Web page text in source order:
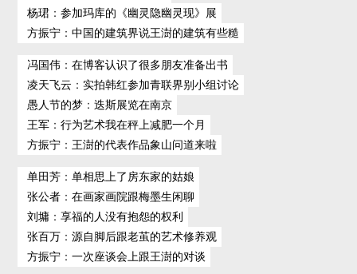
杨珺 ： 参加玛库的《幽灵隐幽灵现》展
方振宁 ： 中国的建筑界说王澍的建筑有些糙
冯国伟 ： 在博客认识了很多朋友准备出书
凌天飞云 ： 实拍韩红参加青联界别小组讨论
愚人节的梦 ： 迭斯展览在南京
王军 ： 行为艺术我在秤上减肥一个月
方振宁 ： 王澍的代表作品象山问道来啦
单田芳 ： 单相思上了房东家的姑娘
张公者 ： 在画家画院跟梅墨生闲聊
刘墉 ： 享福的人没有抱怨的权利
张百万 ： 源自脚后跟老茧的艺术修养观
方振宁 ： 一次座谈会上跟王澍的对谈